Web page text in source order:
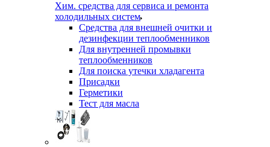
Хим. средства для сервиса и ремонта
холодильных систем
Средства для внешней очитки и
дезинфекции теплообменников
Для внутренней промывки
теплообменников
Для поиска утечки хладагента
Присадки
Герметики
Тест для масла